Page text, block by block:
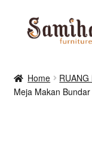
Skip
Skip
RUANG MAKAN
Home RUANG
Meja Makan